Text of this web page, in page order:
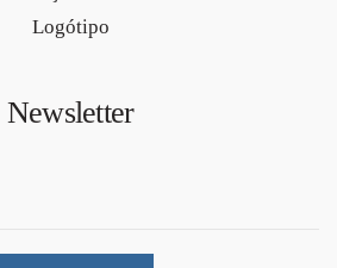
Logótipo
Newsletter